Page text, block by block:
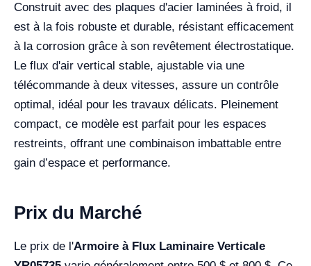
Construit avec des plaques d'acier laminées à froid, il
est à la fois robuste et durable, résistant efficacement
à la corrosion grâce à son revêtement électrostatique.
Le flux d'air vertical stable, ajustable via une
télécommande à deux vitesses, assure un contrôle
optimal, idéal pour les travaux délicats. Pleinement
compact, ce modèle est parfait pour les espaces
restreints, offrant une combinaison imbattable entre
gain d’espace et performance.
Prix du Marché
Le prix de l'Armoire à Flux Laminaire Verticale